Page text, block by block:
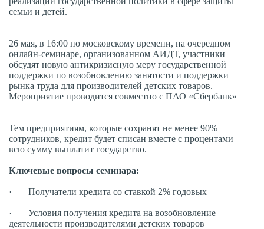
семьи и детей.
26 мая, в 16:00 по московскому времени, на очередном
онлайн-семинаре, организованном АИДТ, участники
обсудят новую антикризисную меру государственной
поддержки по возобновлению занятости и поддержки
рынка труда для производителей детских товаров.
Мероприятие проводится совместно с ПАО «Сбербанк»
Тем предприятиям, которые сохранят не менее 90%
сотрудников, кредит будет списан вместе с процентами –
всю сумму выплатит государство.
Ключевые вопросы семинара:
· Получатели кредита со ставкой 2% годовых
· Условия получения кредита на возобновление
деятельности производителями детских товаров